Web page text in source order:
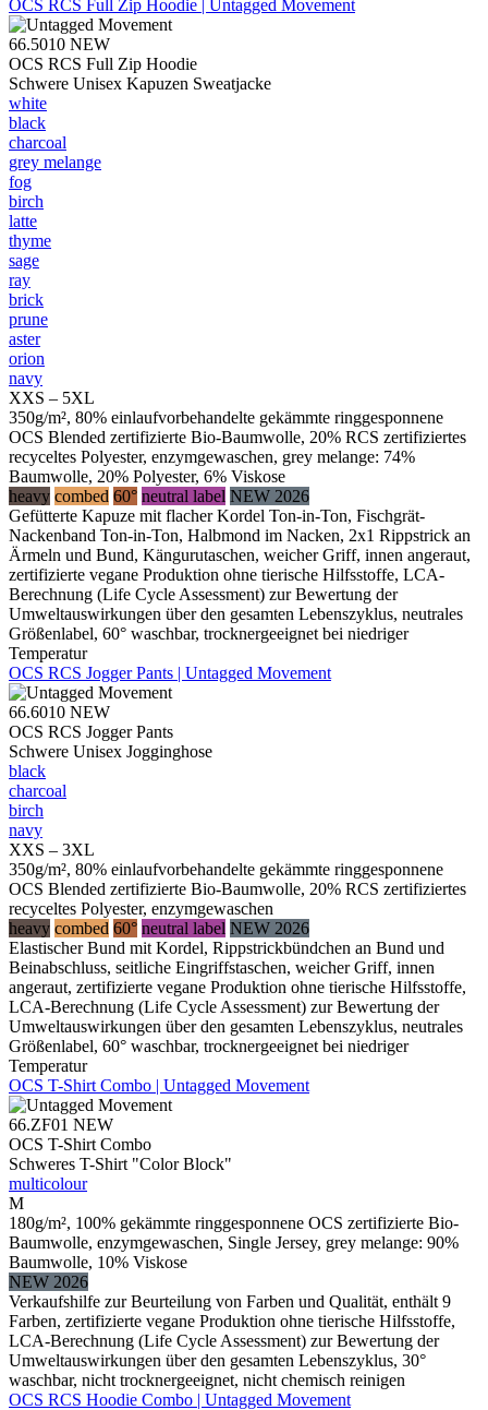
OCS RCS Full Zip Hoodie | Untagged Movement
66.5010 NEW
OCS RCS Full Zip Hoodie
Schwere Unisex Kapuzen Sweatjacke
white
black
charcoal
grey melange
fog
birch
latte
thyme
sage
ray
brick
prune
aster
orion
navy
XXS – 5XL
350g/m², 80% einlaufvorbehandelte gekämmte ringgesponnene
OCS Blended zertifizierte Bio-Baumwolle, 20% RCS zertifiziertes
recyceltes Polyester, enzymgewaschen, grey melange: 74%
Baumwolle, 20% Polyester, 6% Viskose
heavy combed 60° neutral label NEW 2026
Gefütterte Kapuze mit flacher Kordel Ton-in-Ton, Fischgrät-
Nackenband Ton-in-Ton, Halbmond im Nacken, 2x1 Rippstrick an
Ärmeln und Bund, Kängurutaschen, weicher Griff, innen angeraut,
zertifizierte vegane Produktion ohne tierische Hilfsstoffe, LCA-
Berechnung (Life Cycle Assessment) zur Bewertung der
Umweltauswirkungen über den gesamten Lebenszyklus, neutrales
Größenlabel, 60° waschbar, trocknergeeignet bei niedriger
Temperatur
OCS RCS Jogger Pants | Untagged Movement
66.6010 NEW
OCS RCS Jogger Pants
Schwere Unisex Jogginghose
black
charcoal
birch
navy
XXS – 3XL
350g/m², 80% einlaufvorbehandelte gekämmte ringgesponnene
OCS Blended zertifizierte Bio-Baumwolle, 20% RCS zertifiziertes
recyceltes Polyester, enzymgewaschen
heavy combed 60° neutral label NEW 2026
Elastischer Bund mit Kordel, Rippstrickbündchen an Bund und
Beinabschluss, seitliche Eingriffstaschen, weicher Griff, innen
angeraut, zertifizierte vegane Produktion ohne tierische Hilfsstoffe,
LCA-Berechnung (Life Cycle Assessment) zur Bewertung der
Umweltauswirkungen über den gesamten Lebenszyklus, neutrales
Größenlabel, 60° waschbar, trocknergeeignet bei niedriger
Temperatur
OCS T-Shirt Combo | Untagged Movement
66.ZF01 NEW
OCS T-Shirt Combo
Schweres T-Shirt "Color Block"
multicolour
M
180g/m², 100% gekämmte ringgesponnene OCS zertifizierte Bio-
Baumwolle, enzymgewaschen, Single Jersey, grey melange: 90%
Baumwolle, 10% Viskose
NEW 2026
Verkaufshilfe zur Beurteilung von Farben und Qualität, enthält 9
Farben, zertifizierte vegane Produktion ohne tierische Hilfsstoffe,
LCA-Berechnung (Life Cycle Assessment) zur Bewertung der
Umweltauswirkungen über den gesamten Lebenszyklus, 30°
waschbar, nicht trocknergeeignet, nicht chemisch reinigen
OCS RCS Hoodie Combo | Untagged Movement